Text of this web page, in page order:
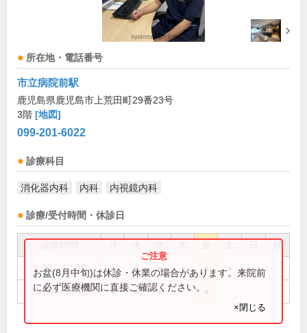
所在地・電話番号
市立病院前駅
鹿児島県鹿児島市上荒田町29番23号
3階 [地図]
099-201-6022
診療科目
消化器内科 内科 内視鏡内科
診療/受付時間・休診日
祝
9:00～12:30 ● ● ● ● ●
15:30～18:00 ● ● ●
お盆(8月中旬)は休診・休業の場合があります。来院前
に必ず医療機関に直接ご確認ください。
×閉じる